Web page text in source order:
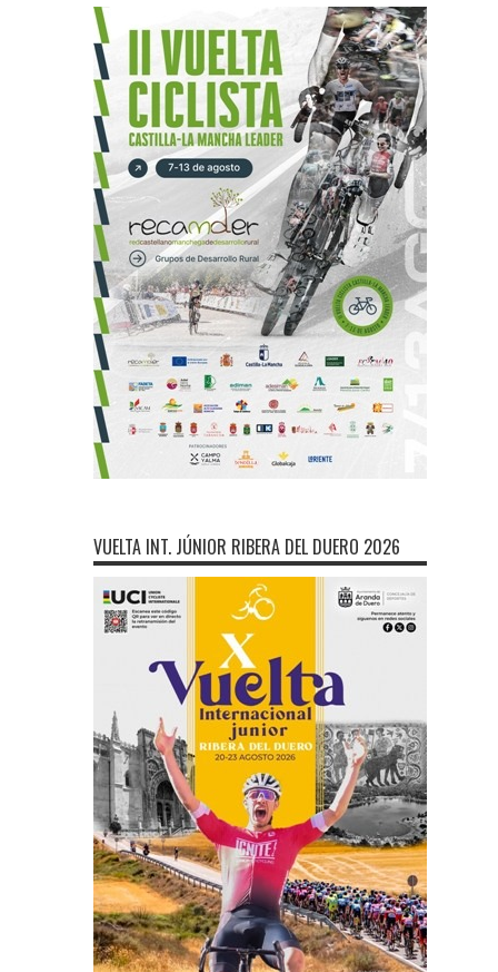
VUELTA INT. JÚNIOR RIBERA DEL DUERO 2026